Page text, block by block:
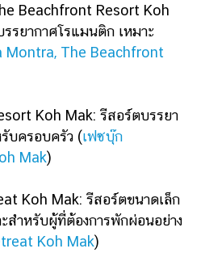
Resort Koh
รยากาศโรแมนติก เหมาะ
Montra, The Beachfront
Koh Mak: รีสอร์ตบรรยา
รับครอบครัว (เฟซบุ๊ก
Mak)
Mak: รีสอร์ตขนาดเล็ก
สำหรับผู้ที่ต้องการพักผ่อนอย่าง
Koh Mak)